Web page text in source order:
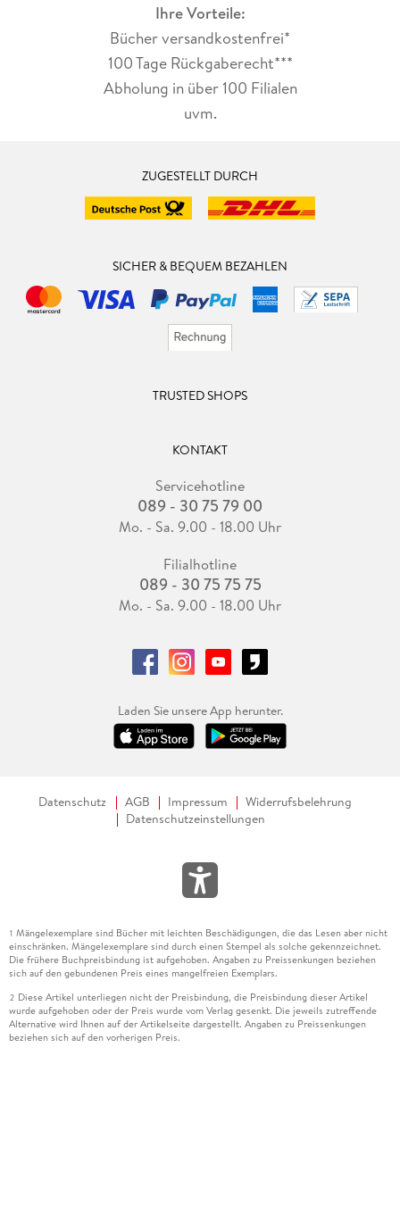
Ihre Vorteile:
Bücher versandkostenfrei*
100 Tage Rückgaberecht***
Abholung in über 100 Filialen
uvm.
ZUGESTELLT DURCH
SICHER & BEQUEM BEZAHLEN
TRUSTED SHOPS
KONTAKT
Servicehotline
089 - 30 75 79 00
Mo. - Sa. 9.00 - 18.00 Uhr
Filialhotline
089 - 30 75 75 75
Mo. - Sa. 9.00 - 18.00 Uhr
Laden Sie unsere App herunter.
Datenschutz AGB Impressum
Widerrufsbelehrung
Datenschutzeinstellungen
1 Mängelexemplare sind Bücher mit leichten Beschädigungen, die das Lesen aber nicht
einschränken. Mängelexemplare sind durch einen Stempel als solche gekennzeichnet.
Die frühere Buchpreisbindung ist aufgehoben. Angaben zu Preissenkungen beziehen
sich auf den gebundenen Preis eines mangelfreien Exemplars.
2 Diese Artikel unterliegen nicht der Preisbindung, die Preisbindung dieser Artikel
wurde aufgehoben oder der Preis wurde vom Verlag gesenkt. Die jeweils zutreffende
Alternative wird Ihnen auf der Artikelseite dargestellt. Angaben zu Preissenkungen
beziehen sich auf den vorherigen Preis.